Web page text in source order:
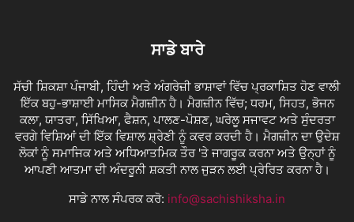
ਸਾਡੇ ਬਾਰੇ
ਸੱਚੀ ਸ਼ਿਕਸ਼ਾ ਪੰਜਾਬੀ, ਹਿੰਦੀ ਅਤੇ ਅੰਗਰੇਜ਼ੀ ਭਾਸ਼ਾਵਾਂ ਵਿੱਚ ਪ੍ਰਕਾਸ਼ਿਤ ਹੋਣ ਵਾਲੀ
ਇੱਕ ਬਹੁ-ਭਾਸ਼ਾਈ ਮਾਸਿਕ ਮੈਗਜ਼ੀਨ ਹੈ। ਮੈਗਜ਼ੀਨ ਵਿੱਚ; ਧਰਮ, ਸਿਹਤ, ਭੋਜਨ
ਕਲਾ, ਯਾਤਰਾ, ਸਿੱਖਿਆ, ਫੈਸ਼ਨ, ਪਾਲਣ-ਪੋਸ਼ਣ, ਘਰੇਲੂ ਸਜਾਵਟ ਅਤੇ ਸੁੰਦਰਤਾ
ਵਰਗੇ ਵਿਸ਼ਿਆਂ ਦੀ ਇੱਕ ਵਿਸ਼ਾਲ ਸ਼੍ਰੇਣੀ ਨੂੰ ਕਵਰ ਕਰਦੀ ਹੈ। ਮੈਗਜ਼ੀਨ ਦਾ ਉਦੇਸ਼
ਲੋਕਾਂ ਨੂੰ ਸਮਾਜਿਕ ਅਤੇ ਅਧਿਆਤਮਿਕ ਤੌਰ 'ਤੇ ਜਾਗਰੂਕ ਕਰਨਾ ਅਤੇ ਉਨ੍ਹਾਂ ਨੂੰ
ਆਪਣੀ ਆਤਮਾ ਦੀ ਅੰਦਰੂਨੀ ਸ਼ਕਤੀ ਨਾਲ ਜੁੜਨ ਲਈ ਪ੍ਰੇਰਿਤ ਕਰਨਾ ਹੈ।
ਸਾਡੇ ਨਾਲ ਸੰਪਰਕ ਕਰੋ: info@sachishiksha.in